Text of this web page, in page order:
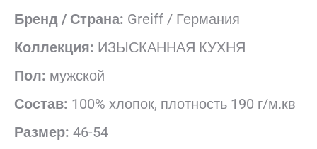
Бренд / Страна: Greiff / Германия
Коллекция: ИЗЫСКАННАЯ КУХНЯ
Пол: мужской
Состав: 100% хлопок, плотность 190 г/м.кв
Размер: 46-54